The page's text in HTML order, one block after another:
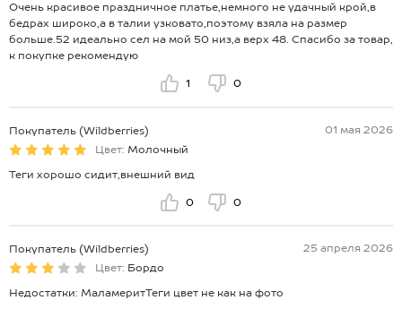
Очень красивое праздничное платье,немного не удачный крой,в
бедрах широко,а в талии узковато,поэтому взяла на размер
больше.52 идеально сел на мой 50 низ,а верх 48. Спасибо за товар,
к покупке рекомендую
1 0
Покупатель (Wildberries)
01 мая 2026
Цвет: Молочный
Теги хорошо сидит,внешний вид
0 0
Покупатель (Wildberries)
25 апреля 2026
Цвет: Бордо
Недостатки: МаламеритТеги цвет не как на фото